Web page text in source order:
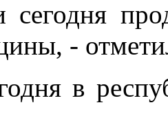
сегодня
-